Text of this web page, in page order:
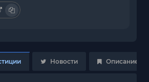
Новости Описание